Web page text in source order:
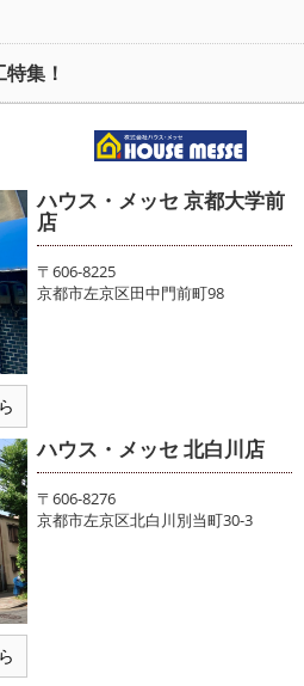
集！
ハウス・メッセ 京都大学前
店
〒606-8225
京都市左京区田中門前町98
ハウス・メッセ 北白川店
〒606-8276
京都市左京区北白川別当町30-3